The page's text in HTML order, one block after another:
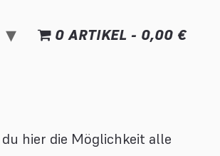
0 ARTIKEL 0,00 €
hier die Möglichkeit alle